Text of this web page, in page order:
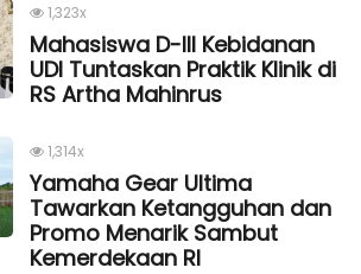
1,323x
Mahasiswa D-III Kebidanan
UDI Tuntaskan Praktik Klinik di
RS Artha Mahinrus
1,314x
Yamaha Gear Ultima
Tawarkan Ketangguhan dan
Promo Menarik Sambut
Kemerdekaan Rl